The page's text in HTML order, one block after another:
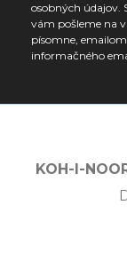
osobných údajov.
vám pošleme na
písomne,
informačného
KOH-I-